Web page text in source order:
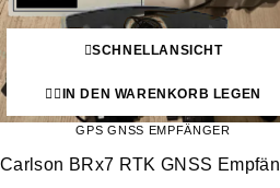
SCHNELLANSICHT
IN DEN WARENKORB LEGEN
GPS GNSS EMPFÄNGER
Carlson BRx7 RTK GNSS